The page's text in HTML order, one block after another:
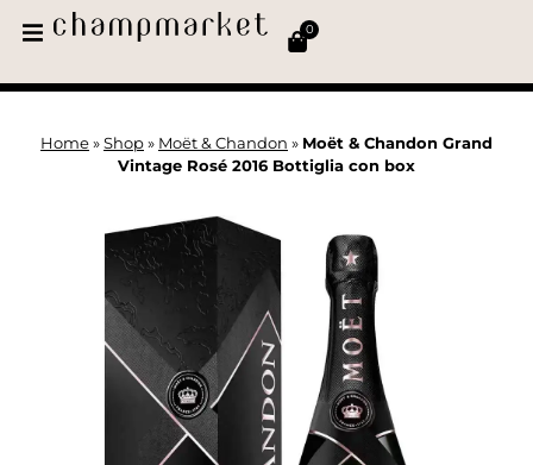
0
Home » Shop » Moët & Chandon » Moët & Chandon Grand
Vintage Rosé 2016 Bottiglia con box